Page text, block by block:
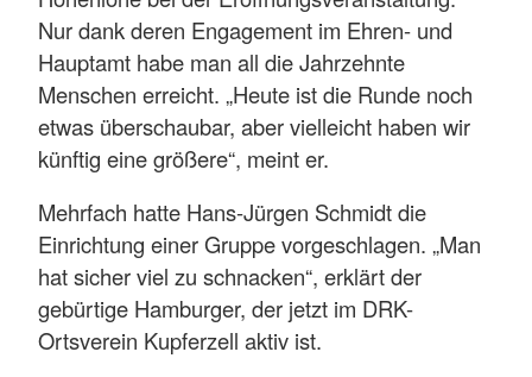
Nur dank deren Engagement im Ehren- und
Hauptamt habe man all die Jahrzehnte
Menschen erreicht. „Heute ist die Runde noch
etwas überschaubar, aber vielleicht haben wir
künftig eine größere“, meint er.
Mehrfach hatte Hans-Jürgen Schmidt die
Einrichtung einer Gruppe vorgeschlagen. „Man
hat sicher viel zu schnacken“, erklärt der
gebürtige Hamburger, der jetzt im DRK-
Ortsverein Kupferzell aktiv ist.